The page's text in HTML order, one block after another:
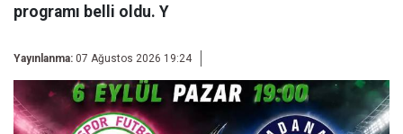
programı belli oldu. Y
Yayınlanma: 07 Ağustos 2026 19:24